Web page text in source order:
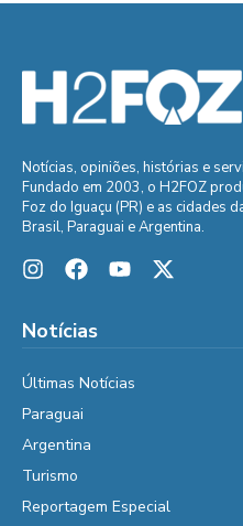
Notícias, opiniões, histórias e
Fundado em 2003, o H2FOZ
Foz do Iguaçu (PR) e as cidades
Brasil, Paraguai e Argentina.
Notícias
Últimas Notícias
Paraguai
Argentina
Turismo
Reportagem Especial